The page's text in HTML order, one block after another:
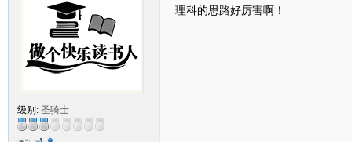
级别: 圣骑士
理科的思路好厉害啊！